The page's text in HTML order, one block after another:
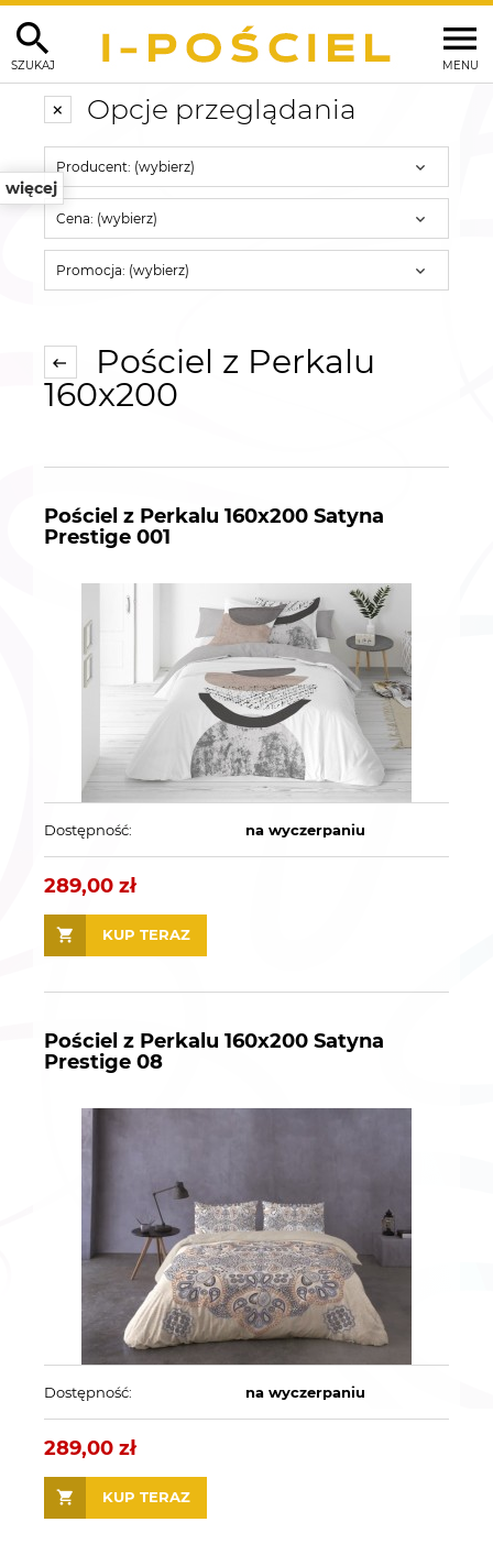
MENU
SZUKAJ
więcej
Opcje przeglądania
Producent: (wybierz)
Cena: (wybierz)
Promocja: (wybierz)
Pościel z Perkalu
160x200
Pościel z Perkalu 160x200 Satyna
Prestige 001
Dostępność: na wyczerpaniu
289,00 zł
KUP TERAZ
Pościel z Perkalu 160x200 Satyna
Prestige 08
Dostępność: na wyczerpaniu
289,00 zł
KUP TERAZ